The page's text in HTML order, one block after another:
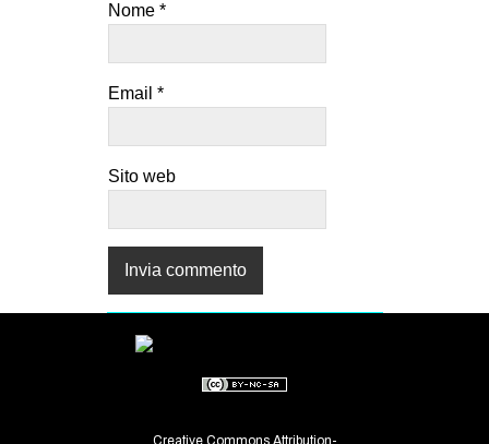
Nome *
Email *
Sito web
Creative Commons Attribution-